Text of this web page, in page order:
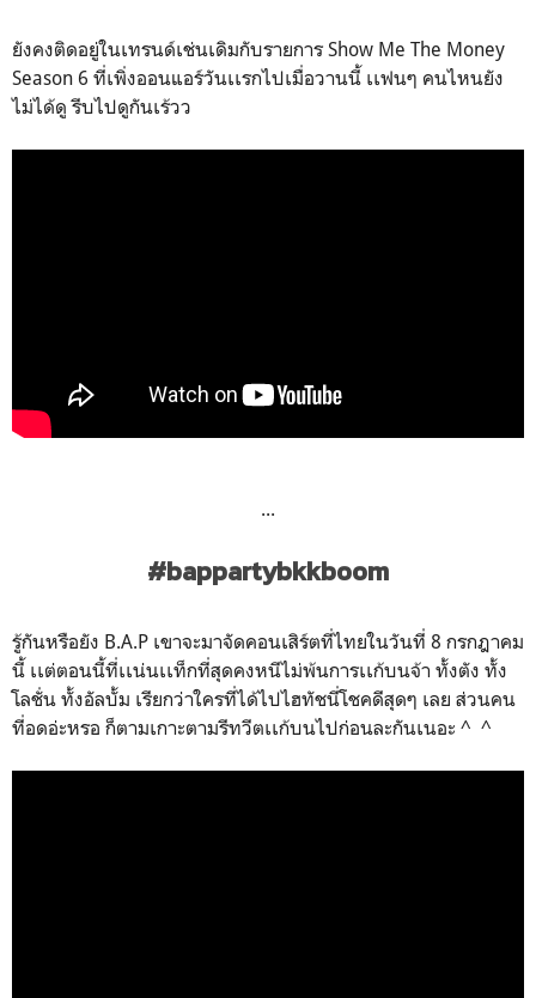
ยังคงติดอยู่ในเทรนด์เช่นเดิมกับรายการ Show Me The Money
Season 6 ที่เพิ่งออนแอร์วันเเรกไปเมื่อวานนี้ เเฟนๆ คนไหนยัง
ไม่ได้ดู รีบไปดูกันเร้วว
...
#bappartybkkboom
รู้กันหรือยัง B.A.P เขาจะมาจัดคอนเสิร์ตที่ไทยในวันที่ 8 กรกฎาคม
นี้ เเต่ตอนนี้ที่เเน่นเเท็กที่สุดคงหนีไม่พ้นการเเก้บนจ้า ทั้งตัง ทั้ง
โลชั่น ทั้งอัลบั้ม เรียกว่าใครที่ได้ไปไฮทัชนี่โชคดีสุดๆ เลย ส่วนคน
ที่อดอ่ะหรอ ก็ตามเกาะตามรีทวีตเเก้บนไปก่อนละกันเนอะ ^ ^